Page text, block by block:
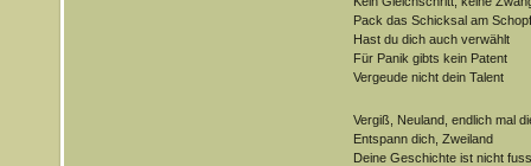
Pack das Schicksal am Schopf
Hast du dich auch verwählt
Für Panik gibts kein Patent
Vergeude nicht dein Talent
Vergiß, Neuland, endlich mal
Entspann dich, Zweiland
Deine Geschichte ist nicht